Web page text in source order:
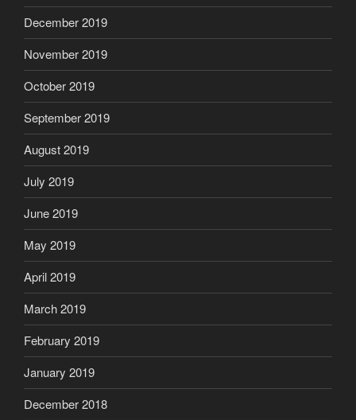
December 2019
November 2019
October 2019
September 2019
August 2019
July 2019
June 2019
May 2019
April 2019
March 2019
February 2019
January 2019
December 2018